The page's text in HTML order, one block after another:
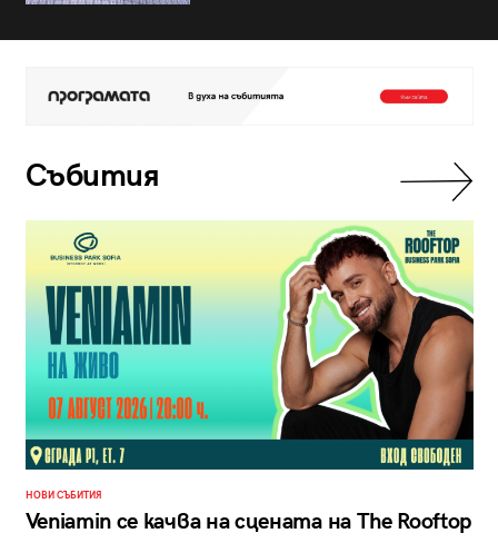
Събития
НОВИ СЪБИТИЯ
Veniamin се качва на сцената на The Rooftop